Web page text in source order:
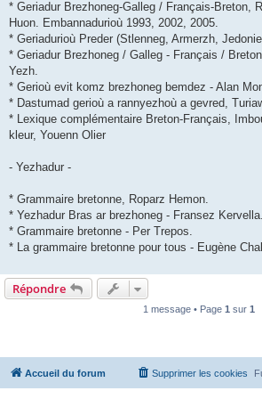
* Geriadur Brezhoneg-Galleg / Français-Breton,
Huon. Embannadurioù 1993, 2002, 2005.
* Geriadurioù Preder (Stlenneg, Armerzh,
* Geriadur Brezhoneg / Galleg - Français /
Yezh.
* Gerioù evit komz brezhoneg bemdez - Alan
* Dastumad gerioù a rannyezhoù a gevred,
* Lexique complémentaire Breton-Français,
kleur, Youenn Olier
- Yezhadur -
* Grammaire bretonne, Roparz Hemon.
* Yezhadur Bras ar brezhoneg - Fransez Kervella.
* Grammaire bretonne - Per Trepos.
* La grammaire bretonne pour tous - Eugène
Répondre
1 message • Page 1 sur 1
Accueil du forum Supprimer les cookies